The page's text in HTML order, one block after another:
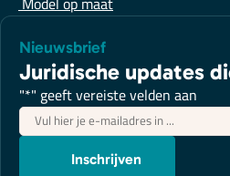
Nieuwsbrief
Juridische updates
"*" geeft vereiste velden aan
E-
mailadres*
Inschrijven